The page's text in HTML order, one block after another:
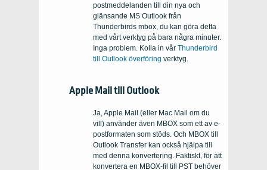
postmeddelanden till din nya och
glänsande MS Outlook från
Thunderbirds mbox, du kan göra detta
med vårt verktyg på bara några minuter.
Inga problem. Kolla in vår Thunderbird
till Outlook överföring verktyg.
Apple Mail till Outlook
Ja, Apple Mail (eller Mac Mail om du
vill) använder även MBOX som ett av e-
postformaten som stöds. Och MBOX till
Outlook Transfer kan också hjälpa till
med denna konvertering. Faktiskt, för att
konvertera en MBOX-fil till PST behöver